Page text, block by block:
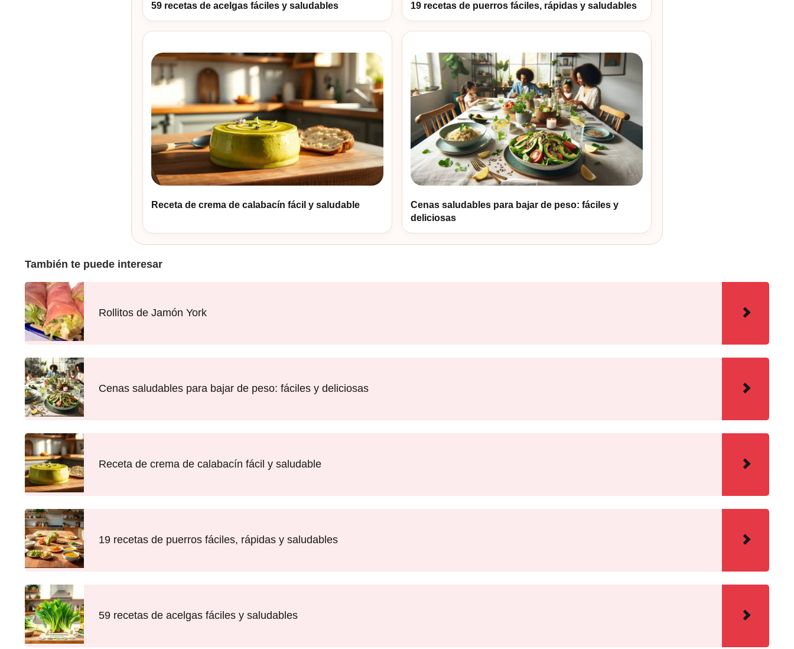
59 recetas de acelgas fáciles y saludables 19 recetas de puerros fáciles, rápidas y saludables
Receta de crema de calabacín fácil y saludable
Cenas saludables para bajar de peso: fáciles y
deliciosas
También te puede interesar
Rollitos de Jamón York
Cenas saludables para bajar de peso: fáciles y deliciosas
Receta de crema de calabacín fácil y saludable
19 recetas de puerros fáciles, rápidas y saludables
59 recetas de acelgas fáciles y saludables